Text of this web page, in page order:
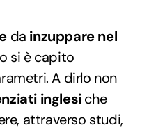
da inzuppare nel
si è capito
A dirlo non
inglesiche
attraverso studi,